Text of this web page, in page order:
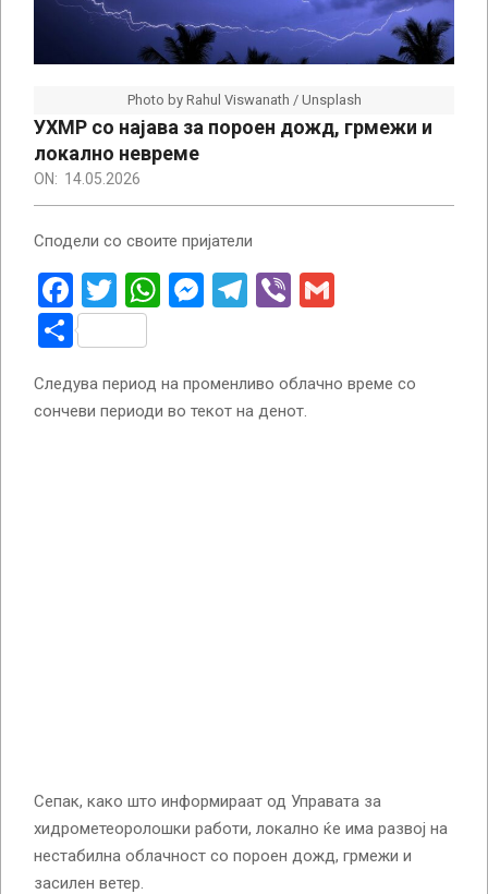
Photo by Rahul Viswanath / Unsplash
УХМР со најава за пороен дожд, грмежи и
локално невреме
ON: 14.05.2026
Сподели со своите пријатели
Facebook
Twitter
WhatsApp
Messenger
Telegram
Viber
Share
Следува период на променливо облачно време со
сончеви периоди во текот на денот.
Сепак, како што информираат од Управата за
хидрометеоролошки работи, локално ќе има развој на
нестабилна облачност со пороен дожд, грмежи и
засилен ветер.